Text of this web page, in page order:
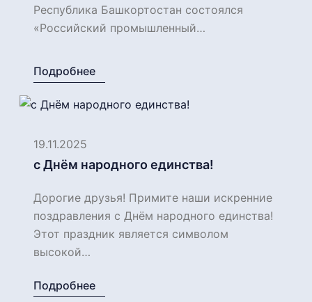
Республика Башкортостан состоялся
«Российский промышленный…
Подробнее
19.11.2025
с Днём народного единства!
Дорогие друзья! Примите наши искренние
поздравления с Днём народного единства!
Этот праздник является символом
высокой…
Подробнее